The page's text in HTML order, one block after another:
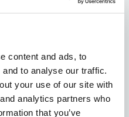
content and ads, to
to analyse our traffic.
your use of our site with
analytics partners who
that you’ve
uživatelů ji opustí..
přátelští
nejefektivnějších
svých webových